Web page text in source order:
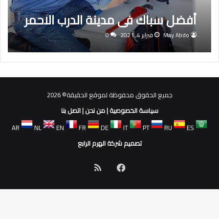
أفضل سباك فى مدينة الدرب الاحمر
May Abdo فبراير 4, 2021 0
جميع الحقوق محفوظة لموقع الحقيقة© 2026
سياسة الخصوصية|من نحن|اتصل بنا
AR
NL EN FR DE IT PT RU
ES
تصميم شركة الهرم الرابع
فيسبوك
الموقع